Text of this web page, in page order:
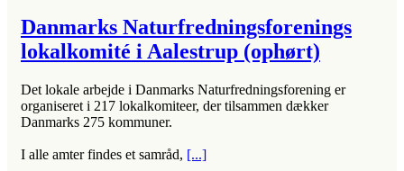
Danmarks Naturfredningsforenings
lokalkomité i Aalestrup (ophørt)
Det lokale arbejde i Danmarks Naturfredningsforening er
organiseret i 217 lokalkomiteer, der tilsammen dækker
Danmarks 275 kommuner.
I alle amter findes et samråd, [...]